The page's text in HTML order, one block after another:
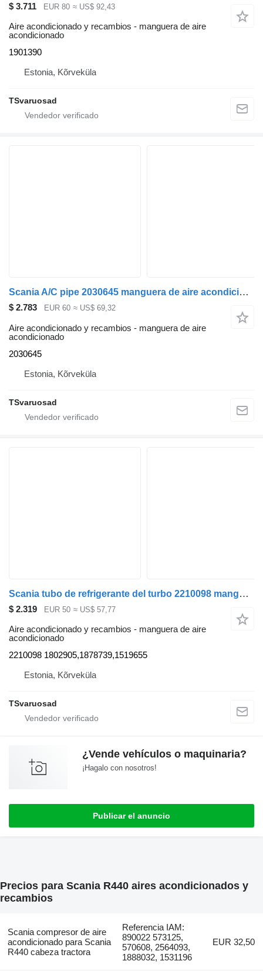
$ 3.711 EUR 80 ≈ US$ 92,43
Aire acondicionado y recambios - manguera de aire
acondicionado
1901390
Estonia, Kõrveküla
TSvaruosad
Scania A/C pipe 2030645 manguera de aire acondicionado para Scania R440 cabeza tractora
$ 2.783 EUR 60 ≈ US$ 69,32
Aire acondicionado y recambios - manguera de aire
acondicionado
2030645
Estonia, Kõrveküla
TSvaruosad
Scania tubo de refrigerante del turbo 2210098 manguera de aire acondicionado para Scania R440 cabeza tractora
$ 2.319 EUR 50 ≈ US$ 57,77
Aire acondicionado y recambios - manguera de aire
acondicionado
2210098 1802905,1878739,1519655
Estonia, Kõrveküla
TSvaruosad
¿Vende vehículos o maquinaria?
¡Hagalo con nosotros!
Publicar el anuncio
Precios para Scania R440 aires acondicionados y
recambios
Scania compresor de aire
acondicionado para Scania
R440 cabeza tractora
Referencia IAM:
890022 573125,
570608, 2564093,
1888032, 1531196
EUR 32,50